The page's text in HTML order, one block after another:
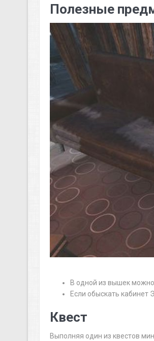
Полезные
В одной из вышек
Если обыскать кабинет
Квест
Выполняя один из квестов